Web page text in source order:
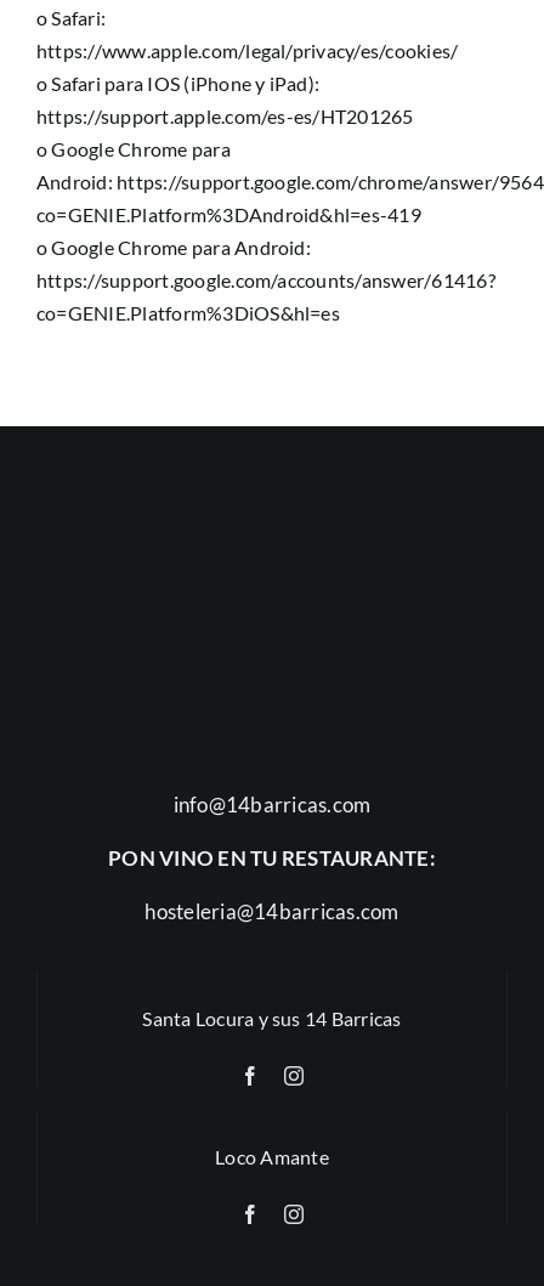
o Safari:
https://www.apple.com/legal/privacy/es/cookies/
o Safari para IOS (iPhone y iPad):
https://support.apple.com/es-es/HT201265
o Google Chrome para
Android: https://support.google.com/chrome/answer/
co=GENIE.Platform%3DAndroid&hl=es-419
o Google Chrome para Android:
https://support.google.com/accounts/answer/61416?
co=GENIE.Platform%3DiOS&hl=es
info@14barricas.com
PON VINO EN TU RESTAURANTE:
hosteleria@14barricas.com
Santa Locura y sus 14 Barricas
Loco Amante